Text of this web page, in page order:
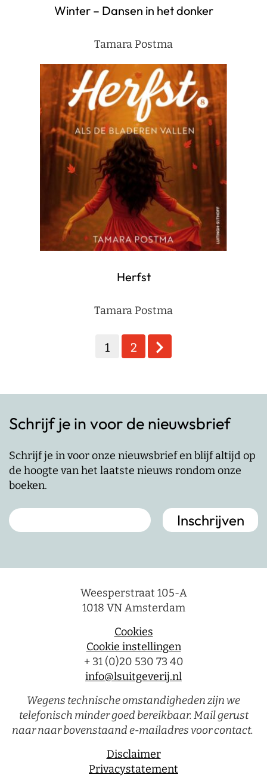
Winter – Dansen in het donker
Tamara Postma
Herfst
Tamara Postma
1 2
Schrijf je in voor de nieuwsbrief
Schrijf je in voor onze nieuwsbrief en blijf altijd op
de hoogte van het laatste nieuws rondom onze
boeken.
Weesperstraat 105-A
1018 VN Amsterdam
Cookies
Cookie instellingen
+ 31 (0)20 530 73 40
info@lsuitgeverij.nl
Wegens technische omstandigheden zijn we
telefonisch minder goed bereikbaar. Mail gerust
naar naar bovenstaand e-mailadres voor contact.
Disclaimer
Privacystatement